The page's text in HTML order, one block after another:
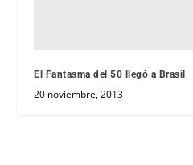
El Fantasma del 50 llegó a Brasil
20 noviembre, 2013